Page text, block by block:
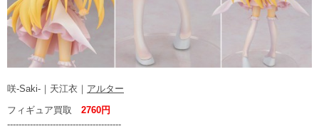
咲-Saki-｜天江衣｜ アルター
フィギュア買取 2760円
----------------------------------------